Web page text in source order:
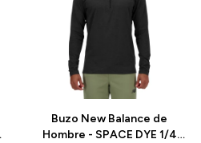
Buzo New Balance de
Hombre - SPACE DYE 1/4
Talle